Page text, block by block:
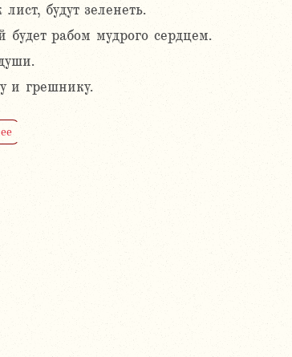
будут зеленеть.
рабом мудрого сердцем.
и грешнику.